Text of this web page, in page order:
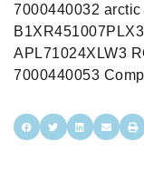
7000440032
APL71024XLW3
7000440053